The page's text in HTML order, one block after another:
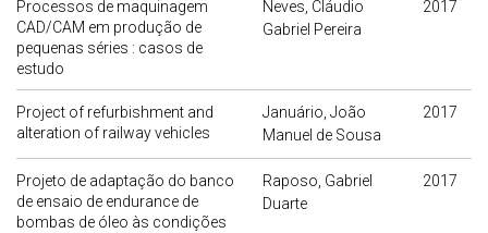
Processos de maquinagem
CAD/CAM em produção de
pequenas séries : casos de
estudo
Neves, Cláudio
Gabriel Pereira
2017
Project of refurbishment and
alteration of railway vehicles
Januário, João
Manuel de Sousa
2017
Projeto de adaptação do banco
de ensaio de endurance de
bombas de óleo às condições
Raposo, Gabriel
Duarte
2017